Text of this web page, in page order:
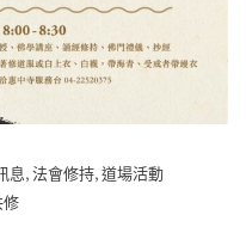
息,法會修持,道場活動
修